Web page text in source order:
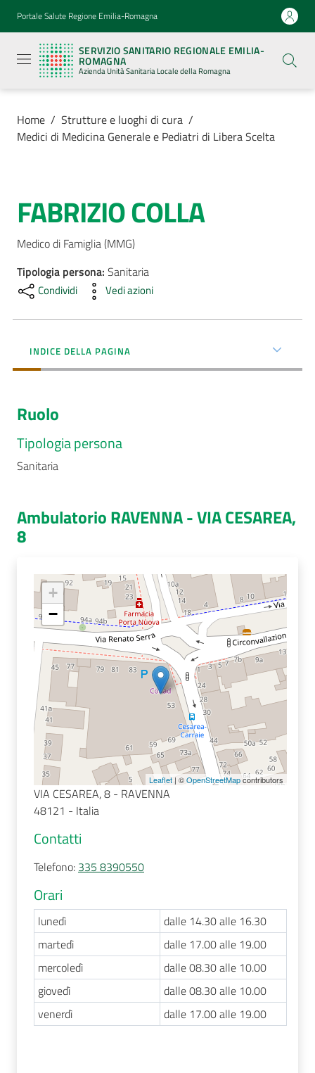
Vai al contenuto
Vai alla navigazione
Vai al footer
Portale Salute Regione Emilia-Romagna
SERVIZIO SANITARIO REGIONALE EMILIA-
ROMAGNA
Azienda Unità Sanitaria Locale della Romagna
Sanitario
Regionale
Emilia-
Romagna
Azienda
Sanitaria
Locale della
Romagna
Luoghi
di
Menu selezionato
Comunica
Carta
Dedicato
Bandi
Concorsi
Seguici
Home / Strutture e luoghi di cura /
Medici di Medicina Generale e Pediatri di Libera Scelta
Salta al contenuto
FABRIZIO COLLA
Medico di Famiglia (MMG)
Tipologia persona: Sanitaria
Condividi Vedi azioni
INDICE DELLA PAGINA
Ruolo
Tipologia persona
Sanitaria
Ambulatorio RAVENNA - VIA CESAREA,
8
+
−
Leaflet| ©OpenStreetMapcontributors
VIA CESAREA, 8 - RAVENNA
48121 - Italia
Contatti
Telefono: 335 8390550
Orari
lunedì
dalle 14.30 alle 16.30
martedì
dalle 17.00 alle 19.00
mercoledì
dalle 08.30 alle 10.00
giovedì
dalle 08.30 alle 10.00
venerdì
dalle 17.00 alle 19.00